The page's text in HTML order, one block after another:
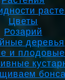
Цветы
Розарий
деревья
и